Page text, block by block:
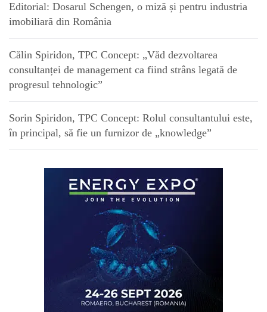
Editorial: Dosarul Schengen, o miză și pentru industria
imobiliară din România
Călin Spiridon, TPC Concept: „Văd dezvoltarea
consultanței de management ca fiind strâns legată de
progresul tehnologic”
Sorin Spiridon, TPC Concept: Rolul consultantului este,
în principal, să fie un furnizor de „knowledge”